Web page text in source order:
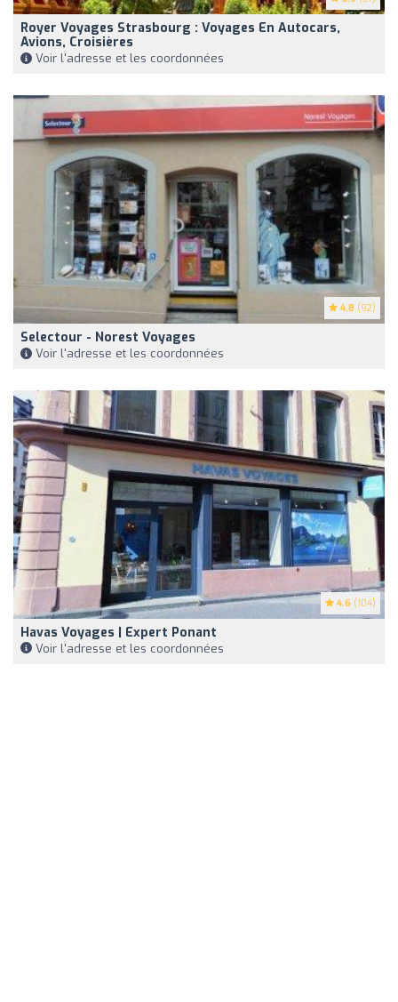
Royer Voyages Strasbourg : Voyages En Autocars,
Avions, Croisières
Voir l'adresse et les coordonnées
4.8 (92)
Selectour - Norest Voyages
Voir l'adresse et les coordonnées
4.6 (104)
Havas Voyages | Expert Ponant
Voir l'adresse et les coordonnées